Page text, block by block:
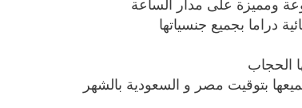
الحجاب